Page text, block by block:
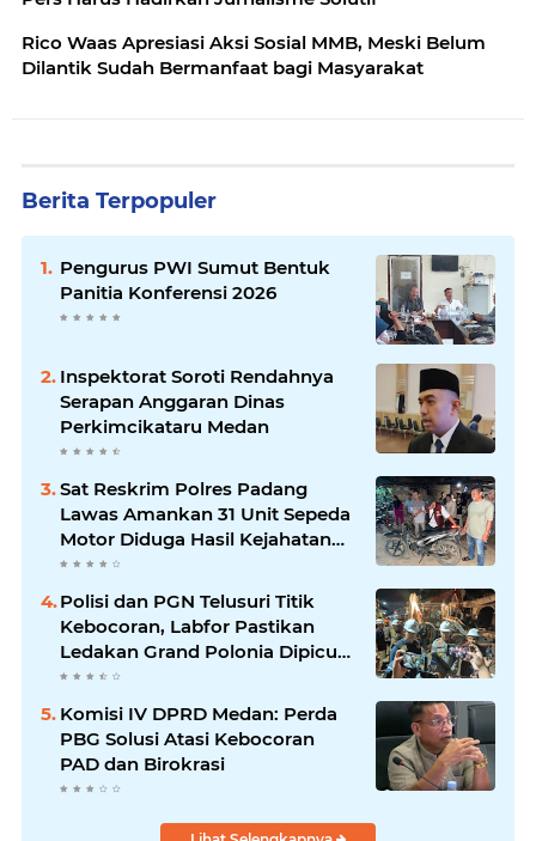
Rico Waas Apresiasi Aksi Sosial MMB, Meski Belum
Dilantik Sudah Bermanfaat bagi Masyarakat
Berita Terpopuler
Pengurus PWI Sumut Bentuk
Panitia Konferensi 2026
Inspektorat Soroti Rendahnya
Serapan Anggaran Dinas
Perkimcikataru Medan
Sat Reskrim Polres Padang
Lawas Amankan 31 Unit Sepeda
Motor Diduga Hasil Kejahatan
dari Rumah Warga di Pasar
Latong
Polisi dan PGN Telusuri Titik
Kebocoran, Labfor Pastikan
Ledakan Grand Polonia Dipicu
Akumulasi Gas
Komisi IV DPRD Medan: Perda
PBG Solusi Atasi Kebocoran
PAD dan Birokrasi